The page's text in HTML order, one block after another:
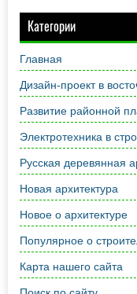
Категории
Главная
Дизайн-проект в
Развитие районной
Электротехника в
Русская деревянная
Новая архитектура
Новое о архитектуре
Популярное о
Карта нашего сайта